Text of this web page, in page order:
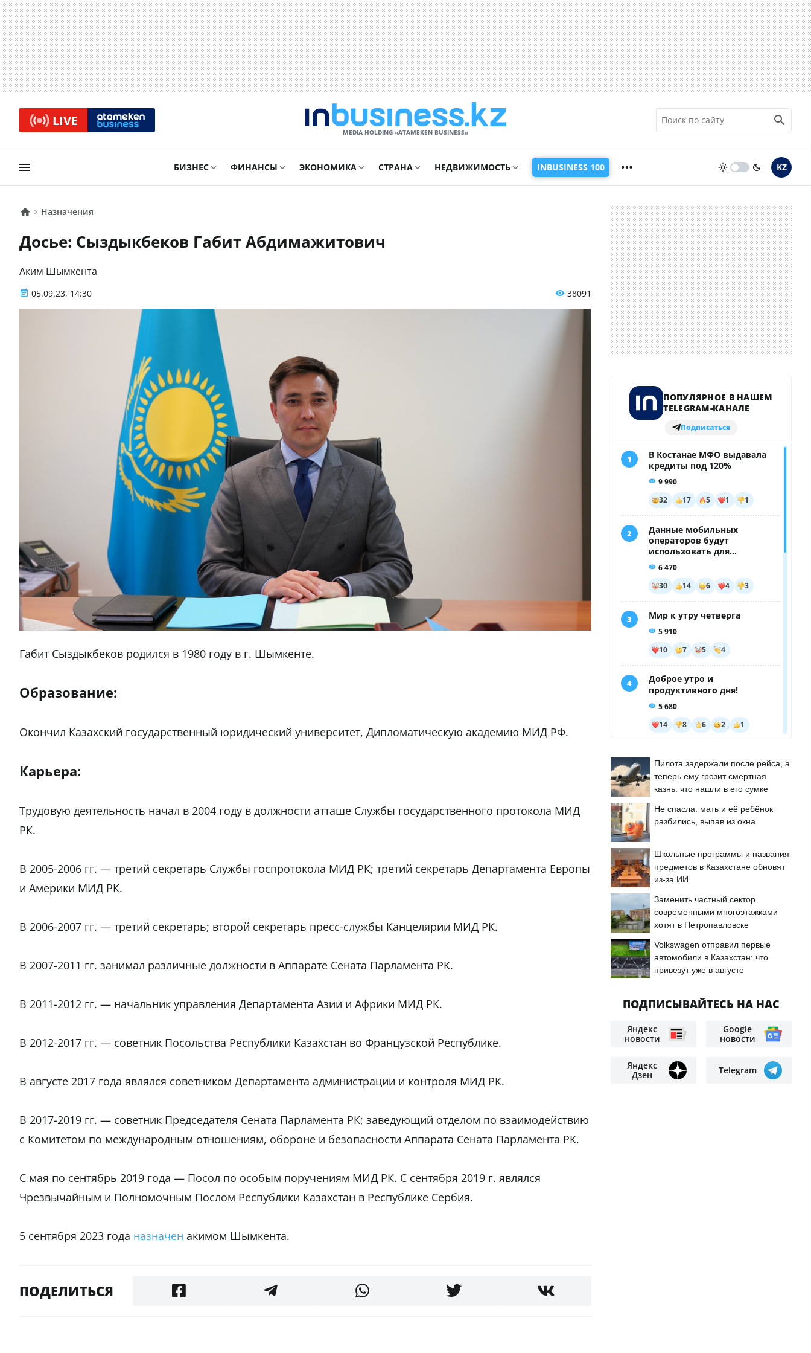
LIVE
MEDIA HOLDING «ATAMEKЕN BUSINESS»
БИЗНЕС ФИНАНСЫ ЭКОНОМИКА СТРАНА НЕДВИЖИМОСТЬ INBUSINESS 100 KZ
Назначения
Досье: Сыздыкбеков Габит Абдимажитович
Аким Шымкента
05.09.23, 14:30 38091
Габит Сыздыкбеков родился в 1980 году в г. Шымкенте.
Образование:
Окончил Казахский государственный юридический университет, Дипломатическую академию МИД РФ.
Карьера:
Трудовую деятельность начал в 2004 году в должности атташе Службы государственного протокола МИД
РК.
В 2005-2006 гг. — третий секретарь Службы госпротокола МИД РК; третий секретарь Департамента Европы
и Америки МИД РК.
В 2006-2007 гг. — третий секретарь; второй секретарь пресс-службы Канцелярии МИД РК.
В 2007-2011 гг. занимал различные должности в Аппарате Сената Парламента РК.
В 2011-2012 гг. — начальник управления Департамента Азии и Африки МИД РК.
В 2012-2017 гг. — советник Посольства Республики Казахстан во Французской Республике.
В августе 2017 года являлся советником Департамента администрации и контроля МИД РК.
В 2017-2019 гг. — советник Председателя Сената Парламента РК; заведующий отделом по взаимодействию
с Комитетом по международным отношениям, обороне и безопасности Аппарата Сената Парламента РК.
С мая по сентябрь 2019 года — Посол по особым поручениям МИД РК. С сентября 2019 г. являлся
Чрезвычайным и Полномочным Послом Республики Казахстан в Республике Сербия.
5 сентября 2023 года назначен акимом Шымкента.
ПОДЕЛИТЬСЯ
Пилота задержали после рейса, а
теперь ему грозит смертная
казнь: что нашли в его сумке
Не спасла: мать и её ребёнок
разбились, выпав из окна
Школьные программы и названия
предметов в Казахстане обновят
из-за ИИ
Заменить частный сектор
современными многоэтажками
хотят в Петропавловске
Volkswagen отправил первые
автомобили в Казахстан: что
привезут уже в августе
ПОДПИСЫВАЙТЕСЬ НА НАС
Яндекс
новости
Google
новости
Яндекс
Дзен
Telegram